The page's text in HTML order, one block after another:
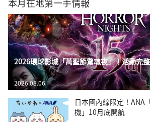
2026環球影城「萬聖節驚魂夜」！活動完
2026.08.06
日本國內線限定！ANA
機」10月底開航